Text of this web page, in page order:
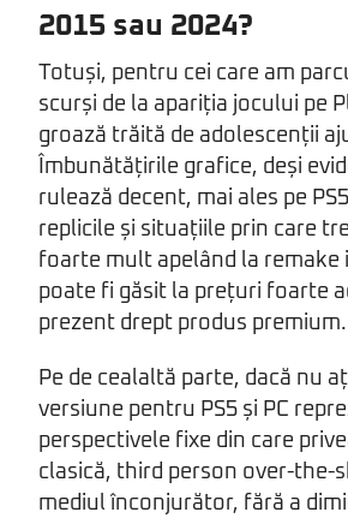
2015 sau 2024?
Totuși, pentru cei care am
scurși de la apariția jocului pe
groază trăită de adolescenții
Îmbunătățirile grafice, deși
rulează decent, mai ales pe
replicile și situațiile prin care
foarte mult apelând la remake
poate fi găsit la prețuri foarte
prezent drept produs premium.
Pe de cealaltă parte, dacă nu
versiune pentru PS5 și PC
perspectivele fixe din care
clasică, third person over-the-
mediul înconjurător, fără a